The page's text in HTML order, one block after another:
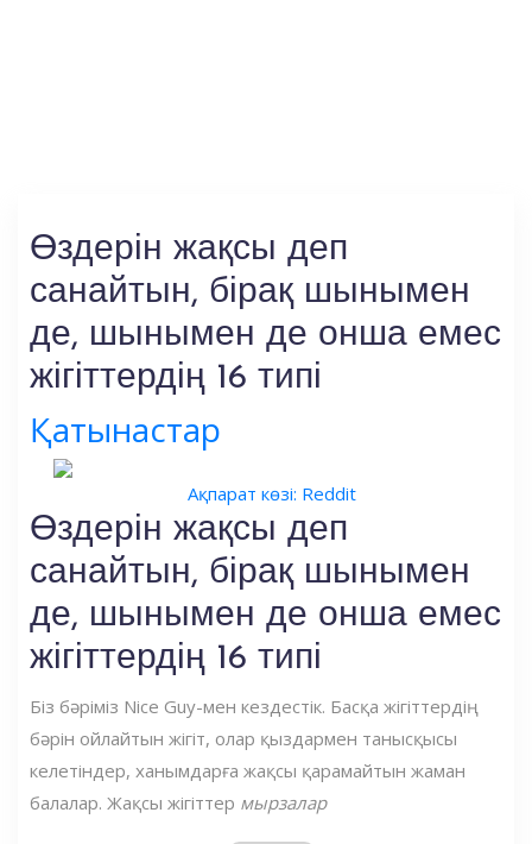
Өздерін жақсы деп
санайтын, бірақ шынымен
де, шынымен де онша емес
жігіттердің 16 типі
Қатынастар
Ақпарат көзі: Reddit
Өздерін жақсы деп
санайтын, бірақ шынымен
де, шынымен де онша емес
жігіттердің 16 типі
Біз бәріміз Nice Guy-мен кездестік. Басқа жігіттердің
бәрін ойлайтын жігіт, олар қыздармен танысқысы
келетіндер, ханымдарға жақсы қарамайтын жаман
балалар. Жақсы жігіттер мырзалар